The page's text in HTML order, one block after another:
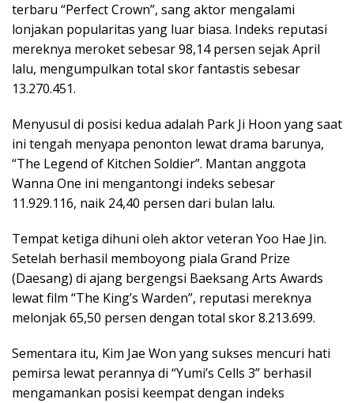
terbaru “Perfect Crown”, sang aktor mengalami
lonjakan popularitas yang luar biasa. Indeks reputasi
mereknya meroket sebesar 98,14 persen sejak April
lalu, mengumpulkan total skor fantastis sebesar
13.270.451.
Menyusul di posisi kedua adalah Park Ji Hoon yang saat
ini tengah menyapa penonton lewat drama barunya,
“The Legend of Kitchen Soldier”. Mantan anggota
Wanna One ini mengantongi indeks sebesar
11.929.116, naik 24,40 persen dari bulan lalu.
Tempat ketiga dihuni oleh aktor veteran Yoo Hae Jin.
Setelah berhasil memboyong piala Grand Prize
(Daesang) di ajang bergengsi Baeksang Arts Awards
lewat film “The King’s Warden”, reputasi mereknya
melonjak 65,50 persen dengan total skor 8.213.699.
Sementara itu, Kim Jae Won yang sukses mencuri hati
pemirsa lewat perannya di “Yumi’s Cells 3” berhasil
mengamankan posisi keempat dengan indeks